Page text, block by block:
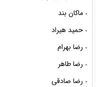
ماکان بند
حمید هیراد
رضا بهرام
رضا طاهر
رضا صادقی